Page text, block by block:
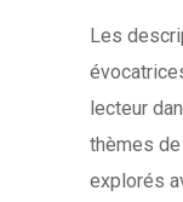
Les
lecteur
thèmes de
explorés